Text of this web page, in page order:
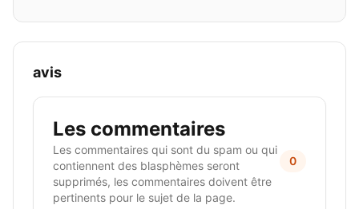
avis
Les commentaires
Les commentaires qui sont du spam ou qui
contiennent des blasphèmes seront
supprimés, les commentaires doivent être
pertinents pour le sujet de la page.
0